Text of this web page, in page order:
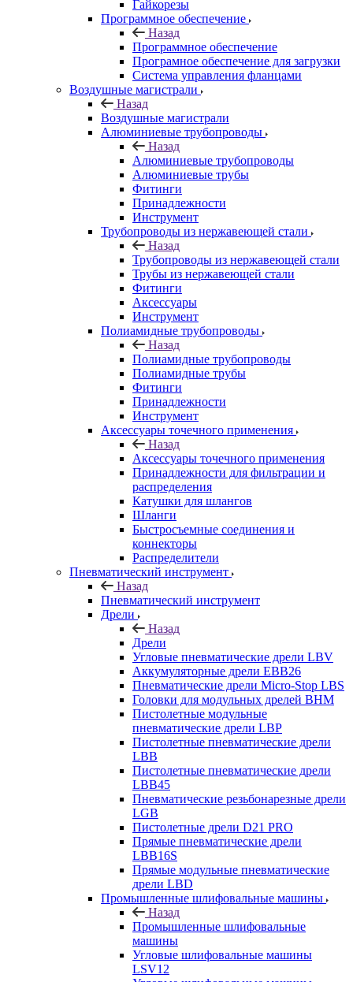
Гайкорезы
Программное обеспечение
Назад
Программное обеспечение
Програмное обеспечение для загрузки
Система управления фланцами
Воздушные магистрали
Назад
Воздушные магистрали
Алюминиевые трубопроводы
Назад
Алюминиевые трубопроводы
Алюминиевые трубы
Фитинги
Принадлежности
Инструмент
Трубопроводы из нержавеющей стали
Назад
Трубопроводы из нержавеющей стали
Трубы из нержавеющей стали
Фитинги
Аксессуары
Инструмент
Полиамидные трубопроводы
Назад
Полиамидные трубопроводы
Полиамидные трубы
Фитинги
Принадлежности
Инструмент
Аксессуары точечного применения
Назад
Аксессуары точечного применения
Принадлежности для фильтрации и
распределения
Катушки для шлангов
Шланги
Быстросъемные соединения и
коннекторы
Распределители
Пневматический инструмент
Назад
Пневматический инструмент
Дрели
Назад
Дрели
Угловые пневматические дрели LBV
Аккумуляторные дрели EBB26
Пневматические дрели Micro-Stop LBS
Головки для модульных дрелей BHM
Пистолетные модульные
пневматические дрели LBP
Пистолетные пневматические дрели
LBB
Пистолетные пневматические дрели
LBB45
Пневматические резьбонарезные дрели
LGB
Пистолетные дрели D21 PRO
Прямые пневматические дрели
LBB16S
Прямые модульные пневматические
дрели LBD
Промышленные шлифовальные машины
Назад
Промышленные шлифовальные
машины
Угловые шлифовальные машины
LSV12